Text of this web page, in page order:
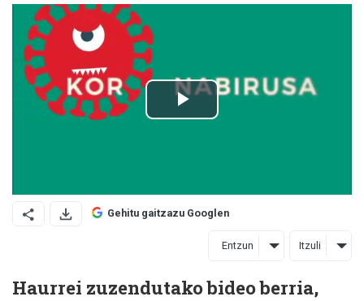
Gehitu gaitzazu Googlen
Entzun Itzuli
Haurrei zuzendutako bideo berria,